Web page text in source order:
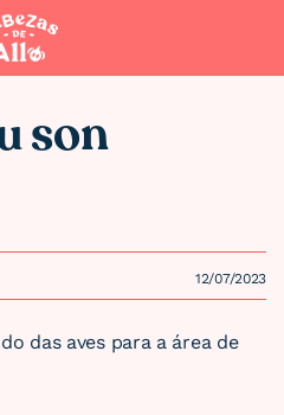
son
12/07/2023
das aves para a área de